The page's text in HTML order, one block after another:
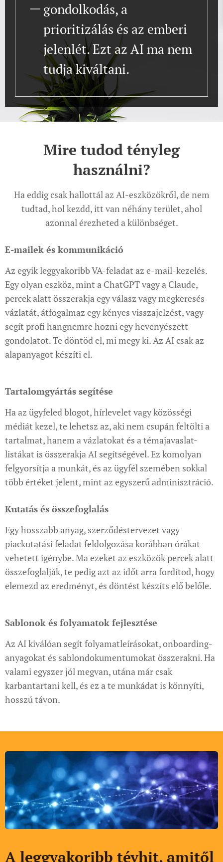
gondolkodás, a
prioritizálás és az emberi
jelenlét. Ezt az AI ma nem
tudja kiváltani.
Mire tudod tényleg
használni?
Ha eddig csak hallottál az AI-eszközökről, de nem
tudtad, hol kezdd, itt van néhány terület, ahol
azonnal érezheted a különbséget.
E-mailek és kommunikáció
Az egyik leggyakoribb VA-feladat az e-mail-kezelés.
Egy olyan eszköz, mint a ChatGPT vagy a Claude,
percek alatt összerakja egy válasz vagy megkeresés
vázlatát, átfogalmaz egy kényes visszajelzést, vagy
segít profi hangnemre hozni egy hevenyészett
gondolatot. Te döntöd el, mi megy ki. Az AI csak az
alapanyagot készíti el.
Tartalomgyártás segítése
Ha az ügyfeled blogot, hírlevelet vagy közösségi
médiát kezel, te lehetsz az, aki nem csupán feltölti a
tartalmat, hanem a vázlatokat és a témajavaslat-
listákat is összerakja AI segítségével. Ez komolyan
felgyorsítja a munkát, és az ügyfél szemében sokkal
több értéket jelent, mint az egyszerű adminisztráció.
Kutatás és összefoglalás
Egy hosszabb anyag, szerződéstervezet vagy
piackutatási feladat feldolgozása korábban órákat
vehetett igénybe. Ma ezeket az eszközök percek alatt
összefoglalják, te pedig azt az időt arra fordítod, hogy
elemezd az eredményt, és döntést készíts elő belőle.
Sablonok és folyamatok fejlesztése
Az AI kiválóan segít folyamatleírásokat, onboarding-
anyagokat és sablondokumentumokat összerakni. Ha
valami egyszer jól megvan, utána már csak
karbantartani kell, és ez a te munkádat is könnyíti,
hosszú távon.
A leggyakoribb tévhit, amitől